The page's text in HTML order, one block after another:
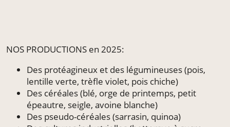
NOS PRODUCTIONS en 2025:
Des protéagineux et des légumineuses (pois,
lentille verte, trèfle violet, pois chiche)
Des céréales (blé, orge de printemps, petit
épeautre, seigle, avoine blanche)
Des pseudo-céréales (sarrasin, quinoa)